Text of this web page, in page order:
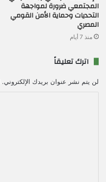
المجتمعي ضرورة لمواجهة
التحديات وحماية الأمن القومي
المصري
منذ 7 أيام
اترك تعليقاً
لن يتم نشر عنوان بريدك الإلكتروني.